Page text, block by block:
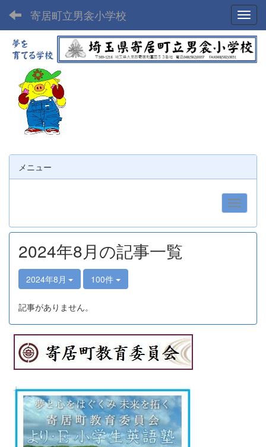
寄居町立男衾小学校
メニュー
2024年8月の記事一覧
2024年8月 100件
記事がありません。